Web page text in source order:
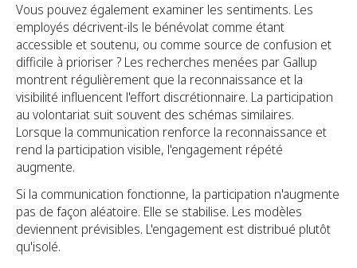
Vous pouvez également examiner les sentiments. Les
employés décrivent-ils le bénévolat comme étant
accessible et soutenu, ou comme source de confusion et
difficile à prioriser ? Les recherches menées par Gallup
montrent régulièrement que la reconnaissance et la
visibilité influencent l'effort discrétionnaire. La participation
au volontariat suit souvent des schémas similaires.
Lorsque la communication renforce la reconnaissance et
rend la participation visible, l'engagement répété
augmente.
Si la communication fonctionne, la participation n'augmente
pas de façon aléatoire. Elle se stabilise. Les modèles
deviennent prévisibles. L'engagement est distribué plutôt
qu'isolé.